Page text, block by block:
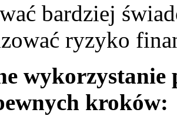
bardziej
ryzyko
kroków: